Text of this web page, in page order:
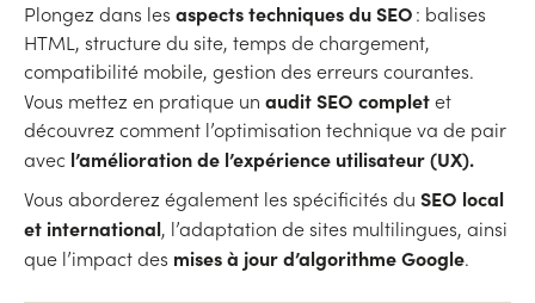
Plongez dans les aspects techniques du SEO: balises
HTML, structure du site, temps de chargement,
compatibilité mobile, gestion des erreurs courantes.
Vous mettez en pratique un audit SEO completet
découvrez comment l’optimisation technique va de pair
avec l’amélioration de l’expérience utilisateur (UX).
Vous aborderez également les spécificités du SEO local
et international, l’adaptation de sites multilingues, ainsi
que l’impact des mises à jour d’algorithme Google.